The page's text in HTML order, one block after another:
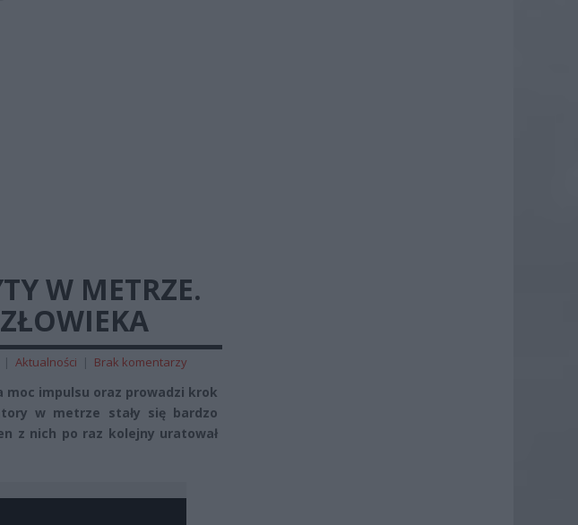
W METRZE.
| Aktualności | Brak komentarzy
moc impulsu oraz prowadzi krok
w metrze stały się bardzo
z nich po raz kolejny uratował